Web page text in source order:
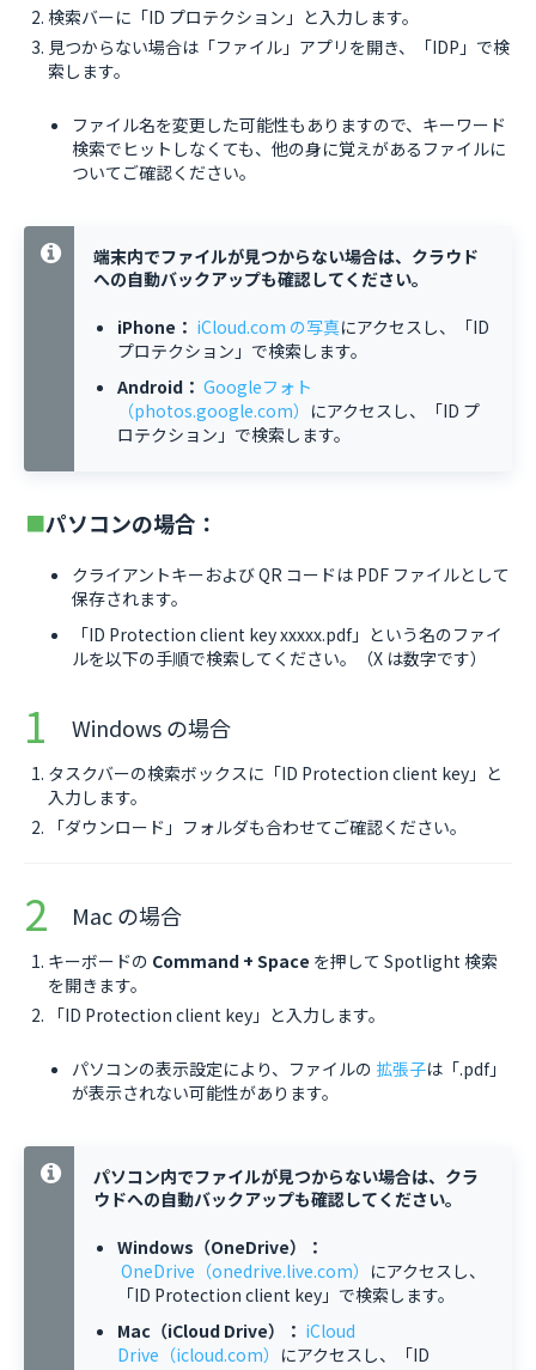
検索バーに「ID プロテクション」と入力します。
見つからない場合は「ファイル」アプリを開き、「IDP」で検
索します。
ファイル名を変更した可能性もありますので、キーワード
検索でヒットしなくても、他の身に覚えがあるファイルに
ついてご確認ください。
端末内でファイルが見つからない場合は、クラウド
への自動バックアップも確認してください。
iPhone： iCloud.com の写真にアクセスし、「ID
プロテクション」で検索します。
Android： Googleフォト
（photos.google.com） にアクセスし、「ID プ
ロテクション」で検索します。
パソコンの場合：
クライアントキーおよび QR コードは PDF ファイルとして
保存されます。
「ID Protection client key xxxxx.pdf」という名のファイ
ルを以下の手順で検索してください。（X は数字です）
Windows の場合
タスクバーの検索ボックスに「ID Protection client key」と
入力します。
「ダウンロード」フォルダも合わせてご確認ください。
Mac の場合
キーボードの Command + Space を押して Spotlight 検索
を開きます。
「ID Protection client key」と入力します。
パソコンの表示設定により、ファイルの 拡張子は「.pdf」
が表示されない可能性があります。
パソコン内でファイルが見つからない場合は、クラ
ウドへの自動バックアップも確認してください。
Windows（OneDrive）：
OneDrive（onedrive.live.com） にアクセスし、
「ID Protection client key」で検索します。
Mac（iCloud Drive）： iCloud
Drive（icloud.com） にアクセスし、「ID